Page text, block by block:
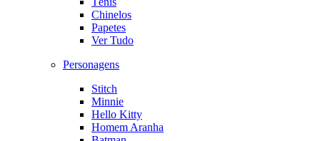
Chinelos
Papetes
Ver Tudo
Personagens
Stitch
Minnie
Hello Kitty
Homem Aranha